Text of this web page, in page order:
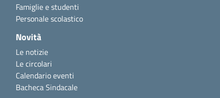
Famiglie e studenti
Personale scolastico
Novità
Le notizie
Le circolari
Calendario eventi
Bacheca Sindacale